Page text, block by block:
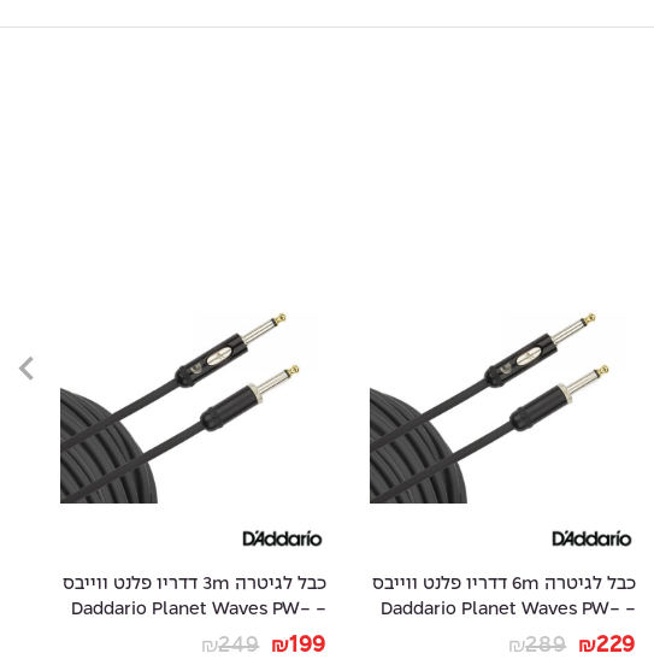
כבל לגיטרה 6m דדריו פלנט ווייבס
- Daddario Planet Waves PW-
AMSK-20
₪289 ₪229
כבל לגיטרה 3m דדריו פלנט ווייבס
- Daddario Planet Waves PW-
AMSK-10
₪249 ₪199